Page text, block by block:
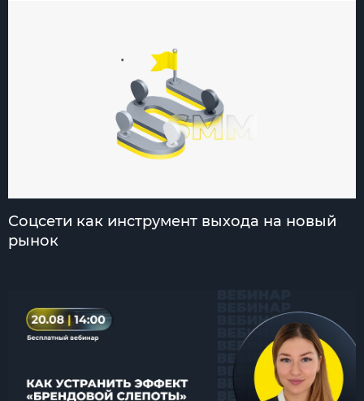
Соцсети как инструмент выхода на новый
рынок